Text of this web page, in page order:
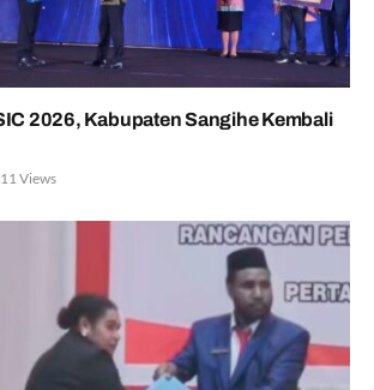
2026, Kabupaten Sangihe Kembali
11 Views